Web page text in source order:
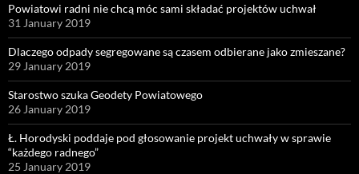
Powiatowi radni nie chcą móc sami składać projektów uchwał
31 January 2019
Dlaczego odpady segregowane są czasem odbierane jako zmieszane?
29 January 2019
Starostwo szuka Geodety Powiatowego
26 January 2019
Ł. Horodyski poddaje pod głosowanie projekt uchwały w sprawie
“każdego radnego”
25 January 2019